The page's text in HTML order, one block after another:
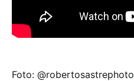
Foto: @robertosastrephoto